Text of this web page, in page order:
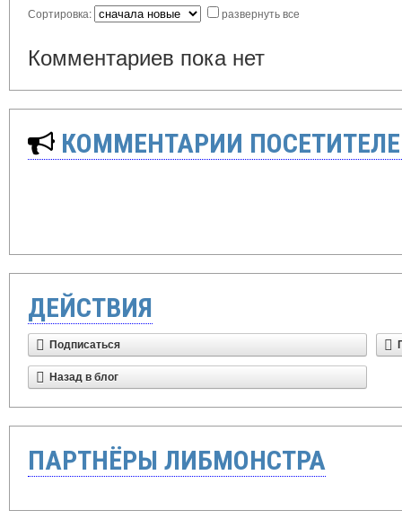
Сортировка: развернуть все
Комментариев пока нет
КОММЕНТАРИИ
ДЕЙСТВИЯ
Подписаться
Назад в блог
ПАРТНЁРЫ ЛИБМОНСТРА